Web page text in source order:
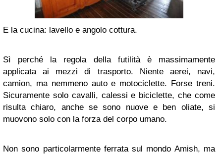
E la cucina: lavello e angolo cottura.
Sì perché la regola della futilità è massimamente
applicata ai mezzi di trasporto. Niente aerei, navi,
camion, ma nemmeno auto e motociclette. Forse treni.
Sicuramente solo cavalli, calessi e biciclette, che come
risulta chiaro, anche se sono nuove e ben oliate, si
muovono solo con la forza del corpo umano.
Non sono particolarmente ferrata sul mondo Amish, ma